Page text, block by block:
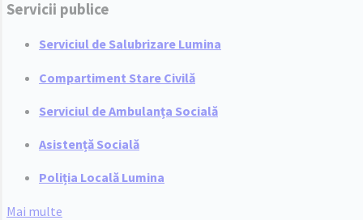
Servicii publice
Serviciul de Salubrizare Lumina
Compartiment Stare Civilă
Serviciul de Ambulanța Socială
Asistență Socială
Poliția Locală Lumina
Mai multe